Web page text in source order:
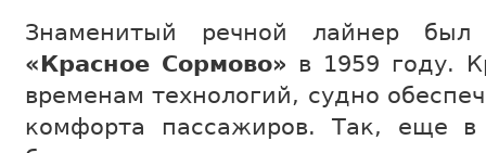
Знаменитый речной лайнер
«Красное Сормово» в 1959 году.
временам технологий, судно
комфорта пассажиров. Так, еще